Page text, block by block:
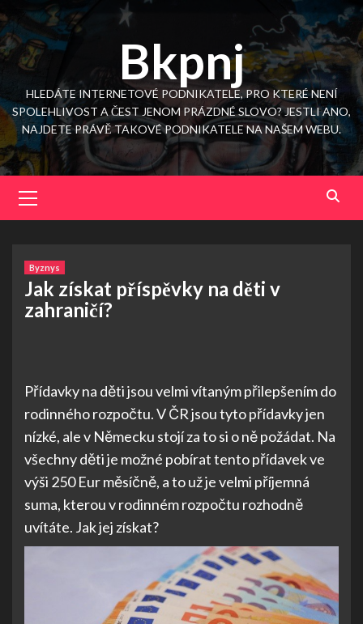
to
content
Bkpnj
HLEDÁTE INTERNETOVÉ PODNIKATELE, PRO KTERÉ NENÍ
SPOLEHLIVOST A ČEST JENOM PRÁZDNÉ SLOVO? JESTLI ANO,
NAJDETE PRÁVĚ TAKOVÉ PODNIKATELE NA NAŠEM WEBU.
Menu
Byznys
Jak získat příspěvky na děti v
zahraničí?
Přídavky na děti jsou velmi vítaným přilepšením do
rodinného rozpočtu. V ČR jsou tyto přídavky jen
nízké, ale v Německu stojí za to si o ně požádat. Na
všechny děti je možné pobírat tento přídavek ve
výši 250 Eur měsíčně, a to už je velmi příjemná
suma, kterou v rodinném rozpočtu rozhodně
uvítáte. Jak jej získat?